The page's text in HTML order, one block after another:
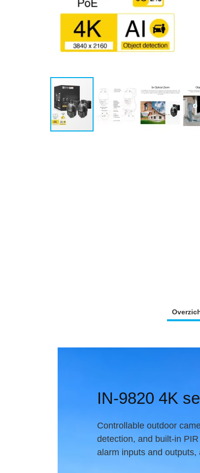
IN-9820 4K
Controllable outdoor
detection, and built-in
alarm inputs and outputs,